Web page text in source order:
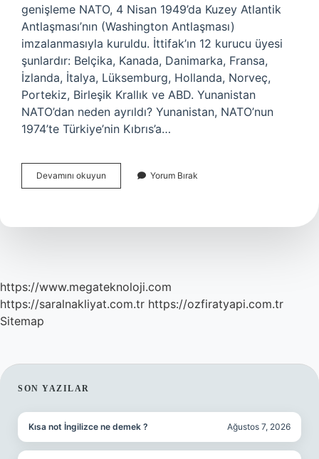
genişleme NATO, 4 Nisan 1949’da Kuzey Atlantik
Antlaşması’nın (Washington Antlaşması)
imzalanmasıyla kuruldu. İttifak’ın 12 kurucu üyesi
şunlardır: Belçika, Kanada, Danimarka, Fransa,
İzlanda, İtalya, Lüksemburg, Hollanda, Norveç,
Portekiz, Birleşik Krallık ve ABD. Yunanistan
NATO’dan neden ayrıldı? Yunanistan, NATO’nun
1974’te Türkiye’nin Kıbrıs’a…
Devamını okuyun Natonun
Merkezi
Yorum Bırak
https://www.megateknoloji.com
https://saralnakliyat.com.tr https://ozfiratyapi.com.tr
Sitemap
SIDEBAR
SON YAZILAR
Kısa not İngilizce ne demek ? Ağustos 7, 2026